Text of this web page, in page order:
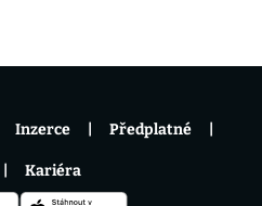
Inzerce Předplatné
Kariéra